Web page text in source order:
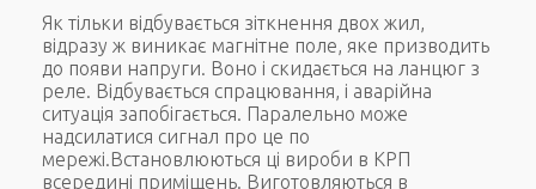
Як тільки відбувається зіткнення двох жил,
відразу ж виникає магнітне поле, яке призводить
до появи напруги. Воно і скидається на ланцюг з
реле. Відбувається спрацювання, і аварійна
ситуація запобігається. Паралельно може
надсилатися сигнал про це по
мережі.Встановлюються ці вироби в КРП
всередині приміщень. Виготовляються в